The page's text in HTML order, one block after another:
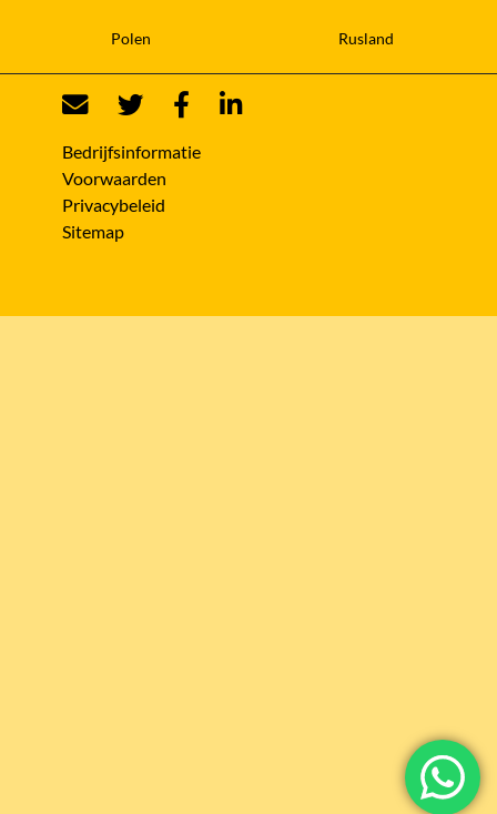
Polen Rusland
Bedrijfsinformatie
Voorwaarden
Privacybeleid
Sitemap